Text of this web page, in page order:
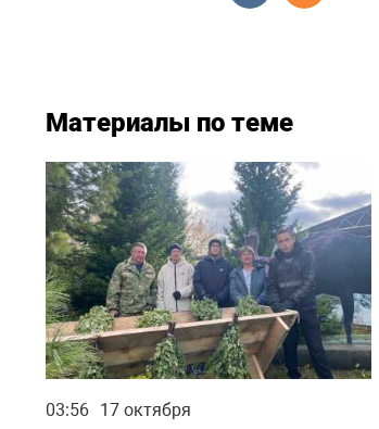
Материалы по теме
03:56 17 октября